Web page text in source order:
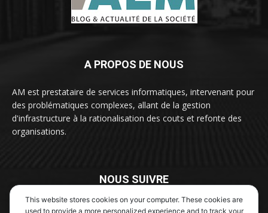
A PROPOS DE NOUS
AM est prestataire de services informatiques, intervenant pour
des problématiques complexes, allant de la gestion
d'infrastructure à la rationalisation des couts et refonte des
organisations.
NOUS SUIVRE
This website stores cookies on your computer. These cookies are
used to provide a more personalized experience and to track your